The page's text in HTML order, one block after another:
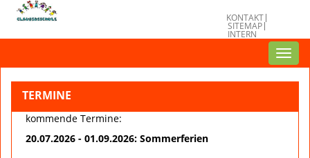
KONTAKT
SITEMAP
INTERN
TERMINE
kommende Termine:
20.07.2026 - 01.09.2026: Sommerferien